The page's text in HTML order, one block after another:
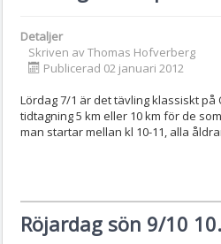
Detaljer
Skriven avThomas Hofverberg
Publicerad 02 januari 2012
Lördag 7/1 är det tävling klassiskt
tidtagning 5 km eller 10 km för de
man startar mellan kl 10-11, alla
Röjardag sön 9/10